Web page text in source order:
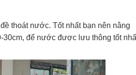
thoát nước. Tốt nhất bạn nên nâng
để nước được lưu thông tốt